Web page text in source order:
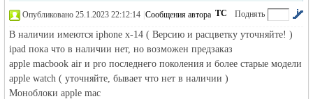
Поднять
ТС
Опубликовано 25.1.2023 22:12:14 Сообщения автора
В наличии имеются iphone х-14 ( Версию и расцветку уточняйте! )
ipad пока что в наличии нет, но возможен предзаказ
apple macbook air и pro последнего поколения и более старые модели
apple watch ( уточняйте, бывает что нет в наличии )
Моноблоки apple mac